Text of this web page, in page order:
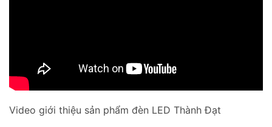
Video giới thiệu sản phẩm đèn LED Thành Đạt